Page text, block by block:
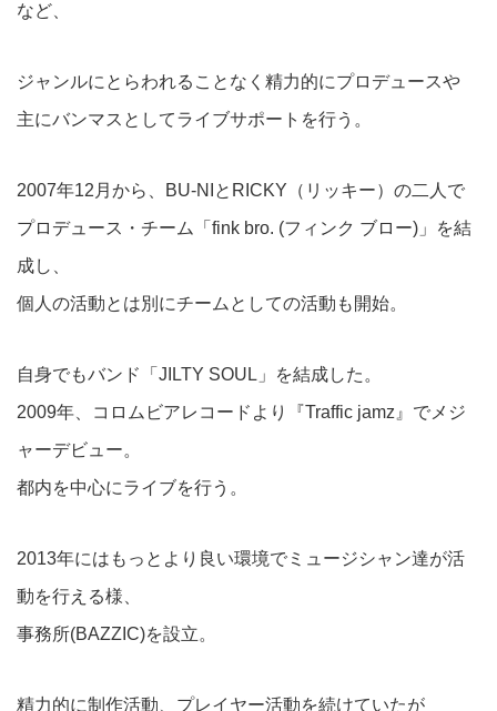
など、
ジャンルにとらわれることなく精力的にプロデュースや
主にバンマスとしてライブサポートを行う。
2007年12月から、BU-NIとRICKY（リッキー）の二人で
プロデュース・チーム「fink bro. (フィンク ブロー)」を結
成し、
個人の活動とは別にチームとしての活動も開始。
自身でもバンド「JILTY SOUL」を結成した。
2009年、コロムビアレコードより『Traffic jamz』でメジ
ャーデビュー。
都内を中心にライブを行う。
2013年にはもっとより良い環境でミュージシャン達が活
動を行える様、
事務所(BAZZIC)を設立。
精力的に制作活動、プレイヤー活動を続けていたが